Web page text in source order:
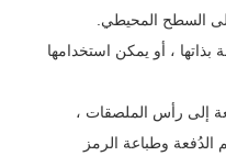
السطح المحيطي.
بذاتها ، أو يمكن استخدامها
إلى رأس الملصقات ،
الدُفعة وطباعة الرمز